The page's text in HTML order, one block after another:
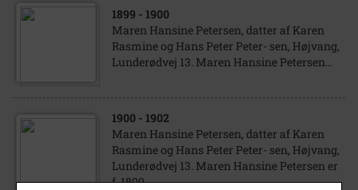
1899 - 1900
Maren Hansine Petersen, datter af Karen
Rasmine og Hans Peter Peter- sen, Højvang,
Lunderødvej 13. Maren Hansine Petersen...
1900 - 1902
Maren Hansine Petersen, datter af Karen
Rasmine og Hans Peter Peter- sen, Højvang,
Lunderødvej 13. Maren Hansine Petersen er
f. 1899.